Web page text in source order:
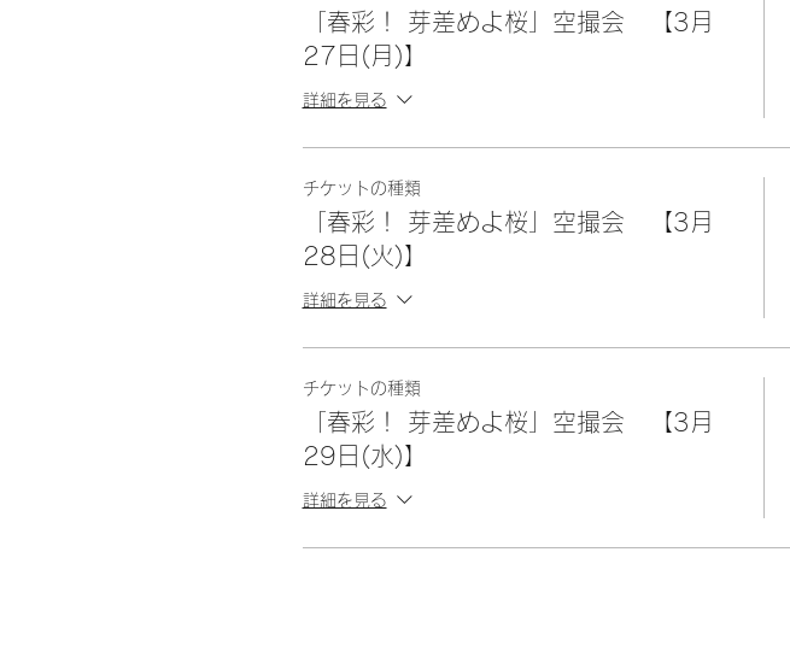
「春彩！ 芽差めよ桜」空撮会 【3月
27日(月)】
詳細を見る
チケットの種類
「春彩！ 芽差めよ桜」空撮会 【3月
28日(火)】
詳細を見る
チケットの種類
「春彩！ 芽差めよ桜」空撮会 【3月
29日(水)】
詳細を見る